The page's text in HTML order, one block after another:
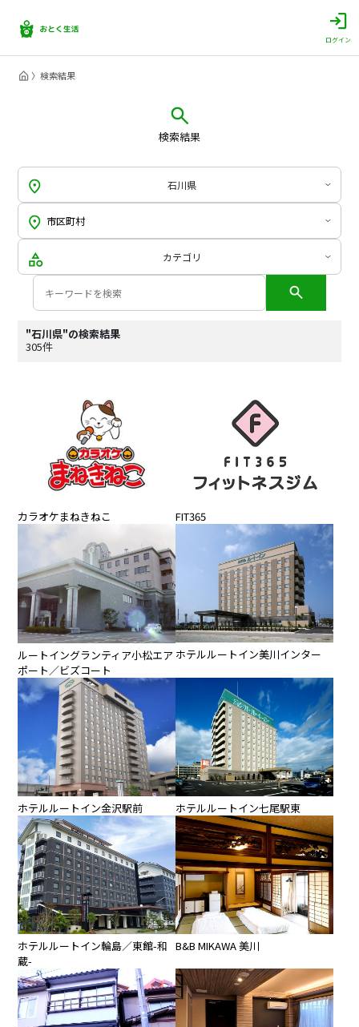
ログイン
検索結果
検索結果
石川県
カテゴリ
"石川県"の検索結果
305件
カラオケまねきねこ FIT365
ルートイングランティア小松エア
ポート／ビズコート
ホテルルートイン美川インター
ホテルルートイン金沢駅前 ホテルルートイン七尾駅東
ホテルルートイン輪島／東館-和
蔵-
B&B MIKAWA 美川